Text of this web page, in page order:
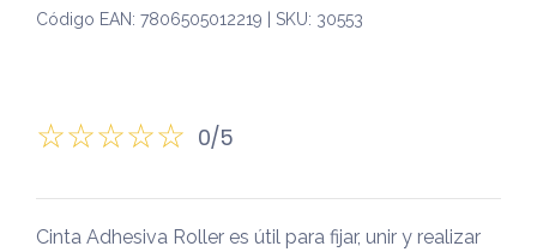
Código EAN: 7806505012219 | SKU: 30553
0/5
Cinta Adhesiva Roller es útil para fijar, unir y realizar